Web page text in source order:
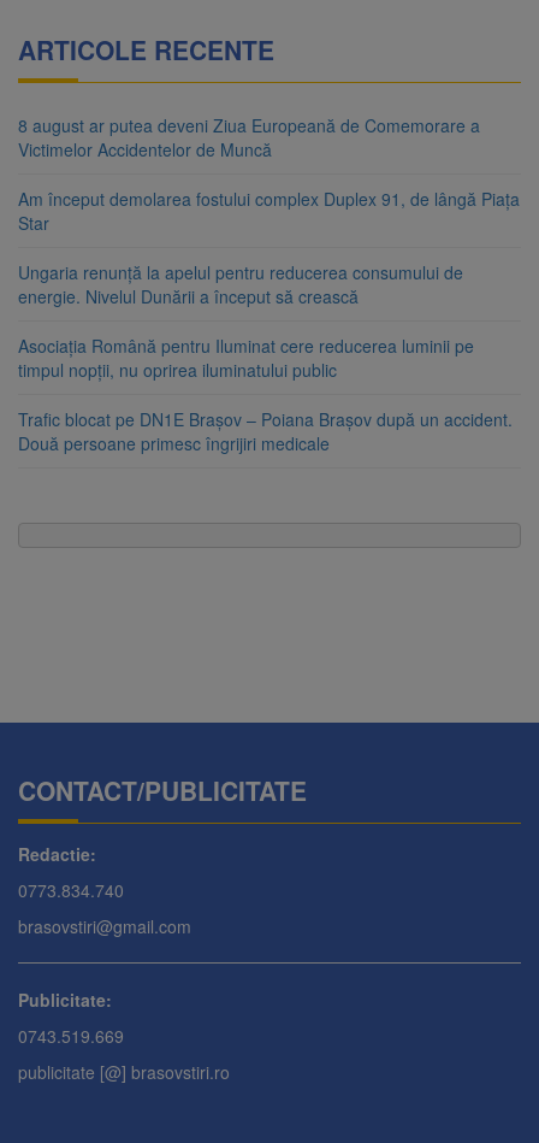
ARTICOLE RECENTE
8 august ar putea deveni Ziua Europeană de Comemorare a
Victimelor Accidentelor de Muncă
Am început demolarea fostului complex Duplex 91, de lângă Piața
Star
Ungaria renunță la apelul pentru reducerea consumului de
energie. Nivelul Dunării a început să crească
Asociația Română pentru Iluminat cere reducerea luminii pe
timpul nopții, nu oprirea iluminatului public
Trafic blocat pe DN1E Brașov – Poiana Brașov după un accident.
Două persoane primesc îngrijiri medicale
CONTACT/PUBLICITATE
Redactie:
0773.834.740
brasovstiri@gmail.com
Publicitate:
0743.519.669
publicitate [@] brasovstiri.ro